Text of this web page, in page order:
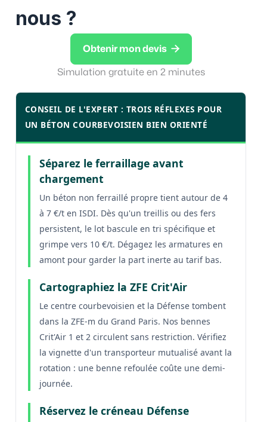
nous ?
Obtenir mon devis 
Simulation gratuite en 2 minutes
CONSEIL DE L'EXPERT : TROIS RÉFLEXES POUR
UN BÉTON COURBEVOISIEN BIEN ORIENTÉ
Séparez le ferraillage avant
chargement
Un béton non ferraillé propre tient autour de 4
à 7 €/t en ISDI. Dès qu'un treillis ou des fers
persistent, le lot bascule en tri spécifique et
grimpe vers 10 €/t. Dégagez les armatures en
amont pour garder la part inerte au tarif bas.
Cartographiez la ZFE Crit'Air
Le centre courbevoisien et la Défense tombent
dans la ZFE-m du Grand Paris. Nos bennes
Crit'Air 1 et 2 circulent sans restriction. Vérifiez
la vignette d'un transporteur mutualisé avant la
rotation : une benne refoulée coûte une demi-
journée.
Réservez le créneau Défense